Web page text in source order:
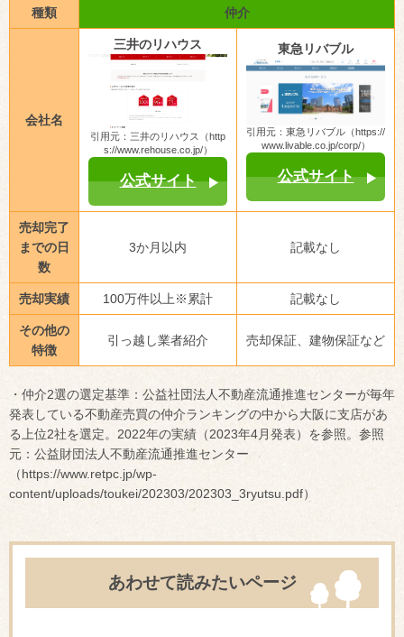
種類 仲介
会社名
三井のリハウス
引用元：三井のリハウス（http
s://www.rehouse.co.jp/）
公式サイト
東急リバブル
引用元：東急リバブル（https://
www.livable.co.jp/corp/）
公式サイト
売却完了
までの日
数
3か月以内 記載なし
売却実績 100万件以上※累計 記載なし
その他の
特徴
引っ越し業者紹介 売却保証、建物保証など
・仲介2選の選定基準：公益社団法人不動産流通推進センターが毎年
発表している不動産売買の仲介ランキングの中から大阪に支店があ
る上位2社を選定。2022年の実績（2023年4月発表）を参照。参照
元：公益財団法人不動産流通推進センター
（https://www.retpc.jp/wp-
content/uploads/toukei/202303/202303_3ryutsu.pdf）
あわせて読みたいページ